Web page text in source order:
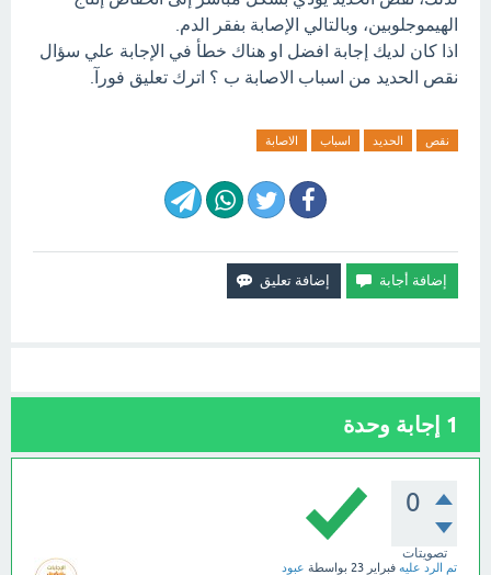
الهيموجلوبين، وبالتالي الإصابة بفقر الدم.
اذا كان لديك إجابة افضل او هناك خطأ في الإجابة علي سؤال
نقص الحديد من اسباب الاصابة ب ؟ اترك تعليق فورآ.
نقص الحديد اسباب الاصابة
1 إجابة وحدة
0
تصويتات
تم الرد عليه فبراير 23 بواسطة عبود